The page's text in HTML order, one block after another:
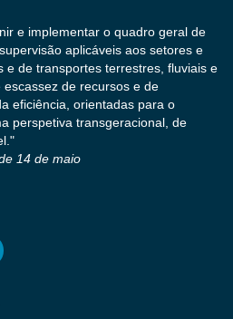
e implementar o quadro geral de
aplicáveis aos setores e
e de transportes terrestres, fluviais e
de recursos e de
eficiência, orientadas para o
perspetiva transgeracional, de
14 de maio